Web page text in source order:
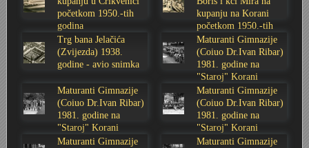
Stoljetna poplava 1939.
Tvornica potkivačkih čavala Mustad-Karlovac
Boksački klub Velebit
Bijelo dugme
Banija - poplava 4. 12. 1966.
Autobusna stanica na Korzu
Mala scena 1987. - Le Cinema
Mala scena Hrvatskog doma
Marina Perazić, Davor Tolja (Denis&Denis) i Edi
Maturanti Gimnazije 1988. godine
Zavjet Petra Grgeca - 1998.
Škola plivanja Patkica
Mimohod 23. kolovoza 1995.
Ekonomska škola - ratne godine
Dubravko Halovanić - Ratne godine
Crkva Sv. Doroteje - 1991.
Frizerski salon Gerber (Kopf) - utemeljen 1924.
Gimnazijska i Ekonomska zbornica - Igor Mihelić
INKASATOR
Karlovački fotograf Josip Žunić
početkom 1950.-tih
godina
kupanju na Korani
početkom 1950.-tih
godina
Trg bana Jelačića
(Zvijezda) 1938.
godine - avio snimka
Maturanti Gimnazije
(Coiuo Dr.Ivan Ribar)
1981. godine na
"Staroj" Korani
Maturanti Gimnazije
(Coiuo Dr.Ivan Ribar)
1981. godine na
"Staroj" Korani
Maturanti Gimnazije
(Coiuo Dr.Ivan Ribar)
1981. godine na
"Staroj" Korani
Maturanti Gimnazije
Maturanti Gimnazije